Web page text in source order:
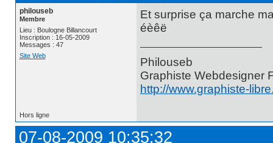
philouseb
Membre
Lieu : Boulogne Billancourt
Inscription : 16-05-2009
Messages : 47
Site Web
Et surprise ça marche
éèêë
Philouseb
Graphiste Webdesigner
http://www.graphiste-
Hors ligne
07-08-2009 10:35:32